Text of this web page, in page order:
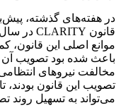
در هفته‌های گذشته،
موانع اصلی این قانون،
باعث شده بود تصویب آن
مخالفت نیروهای
تصویب این قانون
می‌تواند به تسهیل روند